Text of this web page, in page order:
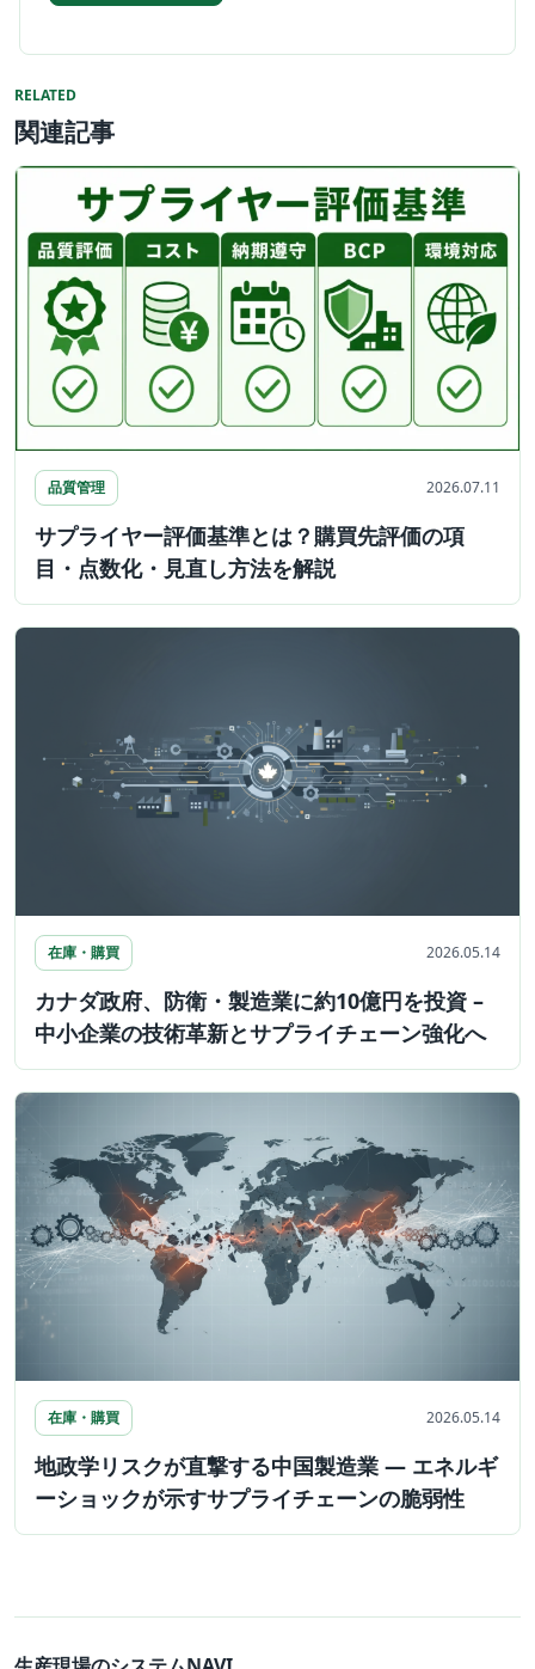
RELATED
関連記事
品質管理 2026.07.11
サプライヤー評価基準とは？購買先評価の項
目・点数化・見直し方法を解説
在庫・購買 2026.05.14
カナダ政府、防衛・製造業に約10億円を投資 –
中小企業の技術革新とサプライチェーン強化へ
在庫・購買 2026.05.14
地政学リスクが直撃する中国製造業 — エネルギ
ーショックが示すサプライチェーンの脆弱性